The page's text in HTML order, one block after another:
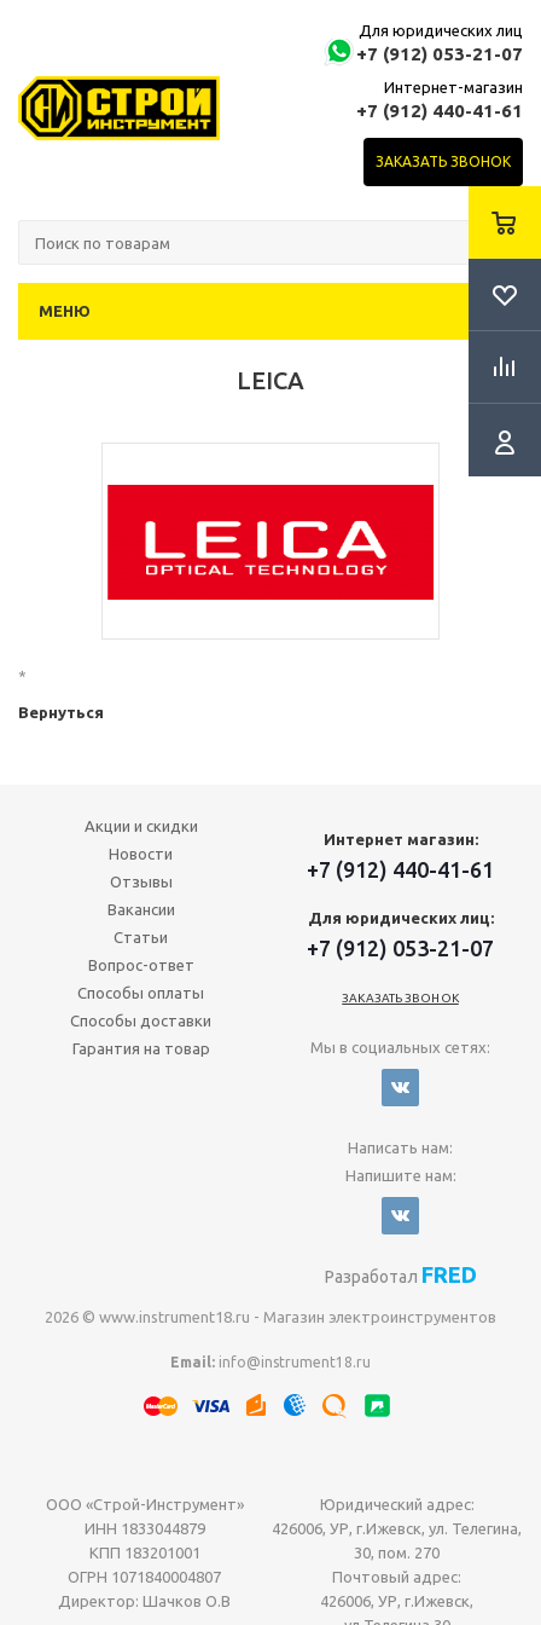
Для юридических лиц
+7 (912) 053-21-07
Интернет-магазин
+7 (912) 440-41-61
ЗАКАЗАТЬ ЗВОНОК
МЕНЮ
LEICA
*
Вернуться
Акции и скидки
Новости
Отзывы
Вакансии
Статьи
Вопрос-ответ
Способы оплаты
Способы доставки
Гарантия на товар
Интернет магазин:
+7 (912) 440-41-61
Для юридических лиц:
+7 (912) 053-21-07
ЗАКАЗАТЬ ЗВОНОК
Мы в социальных сетях:
Написать нам:
Напишите нам:
Разработал FRED
2026 © www.instrument18.ru - Магазин электроинструментов
Email: info@instrument18.ru
ООО «Строй-Инструмент»
ИНН 1833044879
КПП 183201001
ОГРН 1071840004807
Директор: Шачков О.В
Юридический адрес:
426006, УР, г.Ижевск, ул. Телегина,
30, пом. 270
Почтовый адрес:
426006, УР, г.Ижевск,